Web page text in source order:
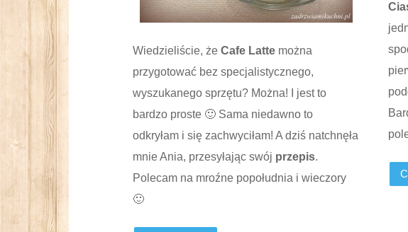
Wiedzieliście, że Cafe Latte można
przygotować bez specjalistycznego,
wyszukanego sprzętu? Można! I jest to
bardzo proste 🙂 Sama niedawno to
odkryłam i się zachwyciłam! A dziś natchnęła
mnie Ania, przesyłając swój przepis.
Polecam na mroźne popołudnia i wieczory
🙂